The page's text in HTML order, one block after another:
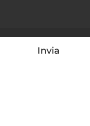
Invia